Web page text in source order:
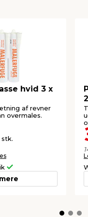
hvid 3 x
af revner
overmales.
stk.